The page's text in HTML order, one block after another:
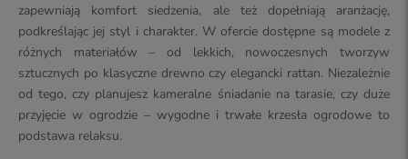
zapewniają komfort siedzenia, ale też dopełniają aranżację,
podkreślając jej styl i charakter. W ofercie dostępne są modele z
różnych materiałów – od lekkich, nowoczesnych tworzyw
sztucznych po klasyczne drewno czy elegancki rattan. Niezależnie
od tego, czy planujesz kameralne śniadanie na tarasie, czy duże
przyjęcie w ogrodzie – wygodne i trwałe krzesła ogrodowe to
podstawa relaksu.